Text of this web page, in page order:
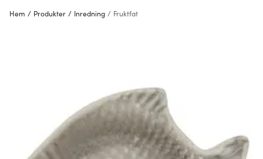
Hem / Produkter / Inredning / Fruktfat